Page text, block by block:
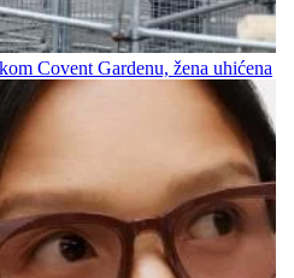
Covent Gardenu, žena uhićena